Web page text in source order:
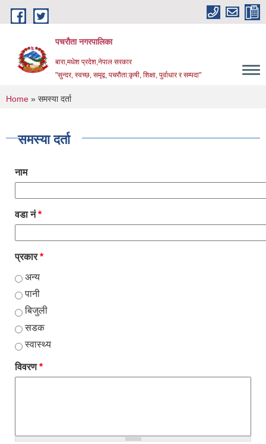
Skip to main content
पचरौता नगरपालिका
बारा,मधेश प्रदेश,नेपाल सरकार
"सुन्दर, स्वच्छ, समृद्व, पचरौता:कृषी, शिक्षा, पुर्वाधार र सम्पदा"
You are here
Home » समस्या दर्ता
समस्या दर्ता
नाम
वडा नं*
प्रकार*
अन्य
पानी
बिजुली
सडक
स्वास्थ्य
विवरण*